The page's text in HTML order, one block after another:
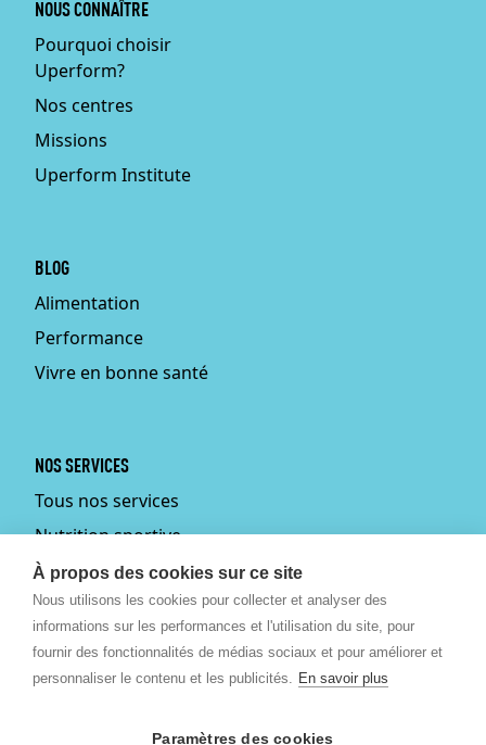
À propos des cookies sur ce site
Nous utilisons les cookies pour collecter et analyser des
informations sur les performances et l'utilisation du site, pour
fournir des fonctionnalités de médias sociaux et pour améliorer et
personnaliser le contenu et les publicités. En savoir plus
Paramètres des cookies
NOUS CONNAÎTRE
Pourquoi choisir
Uperform?
Nos centres
Missions
Uperform Institute
BLOG
Alimentation
Performance
Vivre en bonne santé
NOS SERVICES
Tous nos services
Nutrition sportive
Personal training
Fitmums
Médecin du sport
Podologie